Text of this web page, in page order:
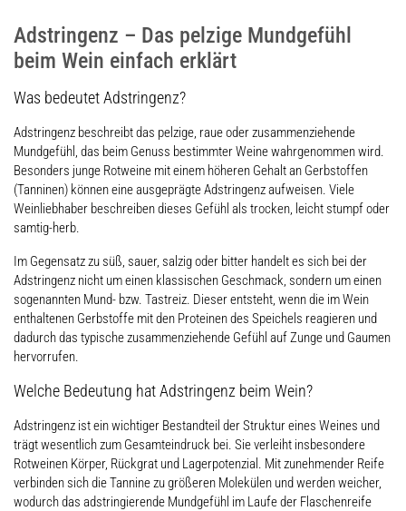
Adstringenz – Das pelzige Mundgefühl
beim Wein einfach erklärt
Was bedeutet Adstringenz?
Adstringenz beschreibt das pelzige, raue oder zusammenziehende
Mundgefühl, das beim Genuss bestimmter Weine wahrgenommen wird.
Besonders junge Rotweine mit einem höheren Gehalt an Gerbstoffen
(Tanninen) können eine ausgeprägte Adstringenz aufweisen. Viele
Weinliebhaber beschreiben dieses Gefühl als trocken, leicht stumpf oder
samtig-herb.
Im Gegensatz zu süß, sauer, salzig oder bitter handelt es sich bei der
Adstringenz nicht um einen klassischen Geschmack, sondern um einen
sogenannten Mund- bzw. Tastreiz. Dieser entsteht, wenn die im Wein
enthaltenen Gerbstoffe mit den Proteinen des Speichels reagieren und
dadurch das typische zusammenziehende Gefühl auf Zunge und Gaumen
hervorrufen.
Welche Bedeutung hat Adstringenz beim Wein?
Adstringenz ist ein wichtiger Bestandteil der Struktur eines Weines und
trägt wesentlich zum Gesamteindruck bei. Sie verleiht insbesondere
Rotweinen Körper, Rückgrat und Lagerpotenzial. Mit zunehmender Reife
verbinden sich die Tannine zu größeren Molekülen und werden weicher,
wodurch das adstringierende Mundgefühl im Laufe der Flaschenreife